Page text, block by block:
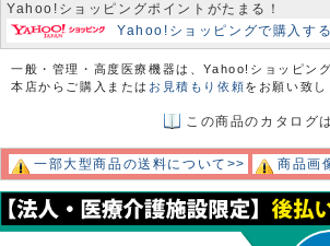
Yahoo!ショッピングポイントがたまる！
Yahoo!ショッピングで購入す
一般・管理・高度医療機器は、Yahoo!ショッピン
本店からご購入または お見積もり依頼をお願い致し
この商品のカタログ
一部大型商品の送料について>> 商品画